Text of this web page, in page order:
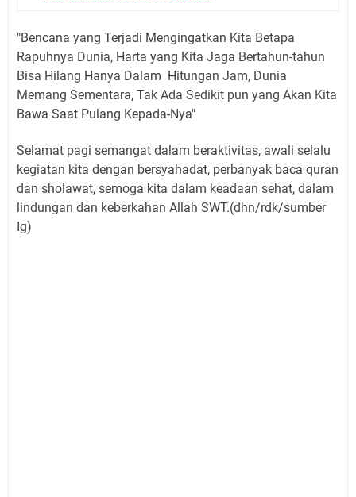
"Bencana yang Terjadi Mengingatkan Kita Betapa
Rapuhnya Dunia, Harta yang Kita Jaga Bertahun-tahun
Bisa Hilang Hanya Dalam Hitungan Jam, Dunia
Memang Sementara, Tak Ada Sedikit pun yang Akan Kita
Bawa Saat Pulang Kepada-Nya"
Selamat pagi semangat dalam beraktivitas, awali selalu
kegiatan kita dengan bersyahadat, perbanyak baca quran
dan sholawat, semoga kita dalam keadaan sehat, dalam
lindungan dan keberkahan Allah SWT.(dhn/rdk/sumber
Ig)